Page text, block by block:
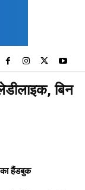
बिन
हैंडबुक